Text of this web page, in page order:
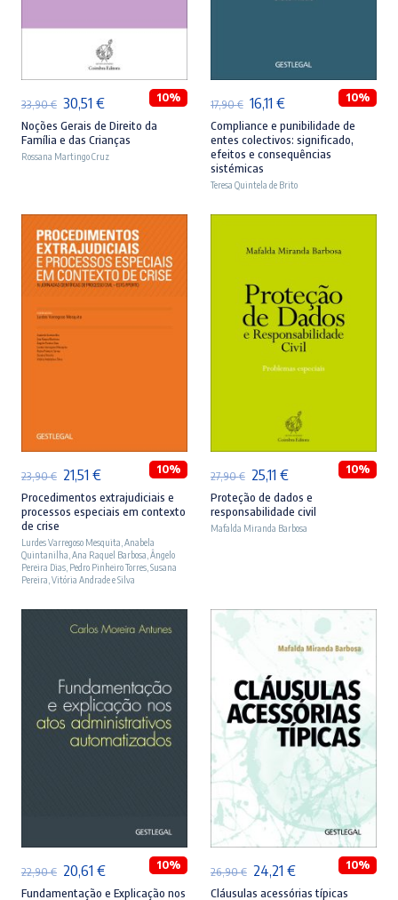
ADICIONAR
33,90€ O
preço
original
30,51 €O
preço
atual
10%
Noções Gerais de Direito da
Família e das Crianças
Rossana Martingo Cruz
17,90€ O
preço
original
era:
16,11 €O
preço
atual
10%
Compliance e punibilidade de
entes colectivos: significado,
efeitos e consequências
sistémicas
Teresa Quintela de Brito
23,90€ O
preço
original
era:
23,90 €.
21,51 €O
preço
atual
é:
21,51 €.
10%
Procedimentos extrajudiciais e
processos especiais em contexto
de crise
Lurdes Varregoso Mesquita Anabela
Quintanilha Ana Raquel Barbosa Ângelo
Pereira Dias Pedro Pinheiro Torres Susana
Pereira Vitória Andrade e Silva
ADICIONAR
27,90€ O
preço
original
25,11 €O
preço
atual
10%
Proteção de dados e
responsabilidade civil
Mafalda Miranda Barbosa
22,90€ O
preço
20,61 €O
preço
10%
Fundamentação e Explicação nos
ADICIONAR
26,90€ O
preço
24,21 €O
preço
10%
Cláusulas acessórias típicas